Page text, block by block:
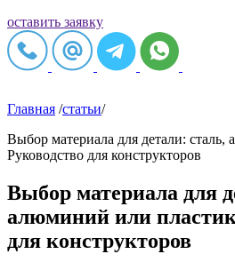
оставить заявку
Главная /статьи/
Выбор материала для детали:
Руководство для конструкторов
Выбор материала для
алюминий или
для конструкторов